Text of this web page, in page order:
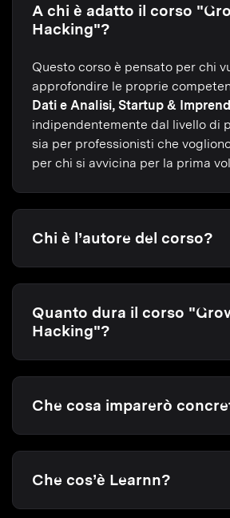
A chi è adatto il corso
Hacking"?
Questo corso è pensato per chi
approfondire le proprie
Dati e Analisi, Startup &
indipendentemente dal livello di
sia per professionisti che
per chi si avvicina per la prima
Chi è l’autore del corso?
Quanto dura il corso
Hacking"?
Che cosa imparerò
Che cos’è Learnn?